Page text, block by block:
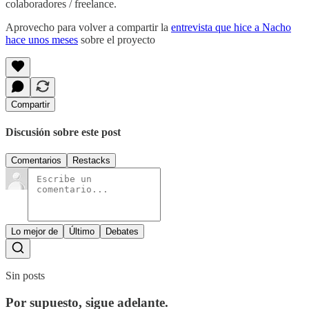
colaboradores / freelance.
Aprovecho para volver a compartir la entrevista que hice a Nacho
hace unos meses sobre el proyecto
Compartir
Discusión sobre este post
Comentarios Restacks
Lo mejor de Último Debates
Sin posts
Por supuesto, sigue adelante.